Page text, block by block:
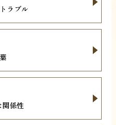
ラブル
係性